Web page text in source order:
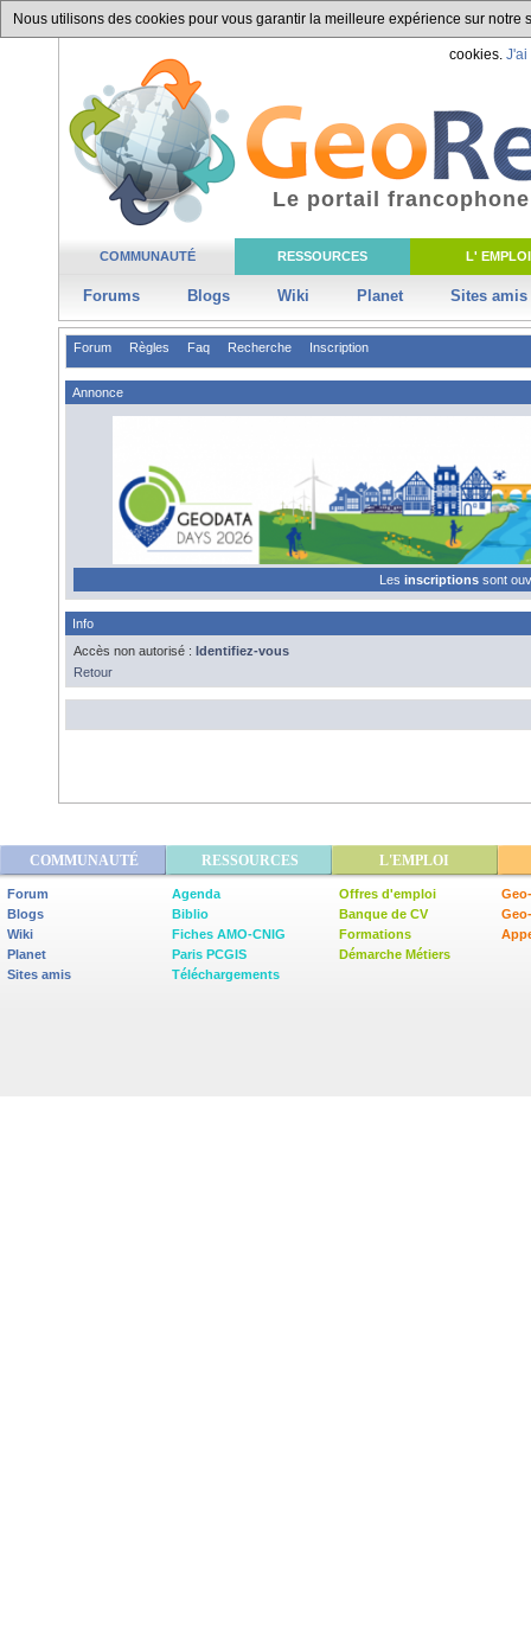
Nous utilisons des cookies pour vous garantir la meilleure expérience sur
cookies. J'ai
COMMUNAUTÉ RESSOURCES L' EMPLOI
Forums Blogs Wiki Planet Sites amis
Le portail
Forum Règles Faq Recherche Inscription
Annonce
Les inscriptions sont
Info
Accès non autorisé : Identifiez-vous
Retour
COMMUNAUTÉ RESSOURCES L'EMPLOI
Forum
Blogs
Wiki
Planet
Sites amis
Agenda
Biblio
Fiches AMO-CNIG
Paris PCGIS
Téléchargements
Offres d'emploi
Banque de CV
Formations
Démarche Métiers